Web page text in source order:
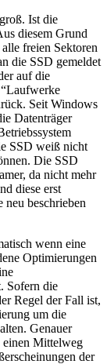
Ist die
diesem Grund
freien Sektoren
die SSD gemeldet
auf die
Seit Windows
Datenträger
SSD weiß nicht
Die SSD
da nicht mehr
diese erst
neu beschrieben
wenn eine
Optimierungen
Sofern die
Regel der Fall ist,
um die
Genauer
einen Mittelweg
der